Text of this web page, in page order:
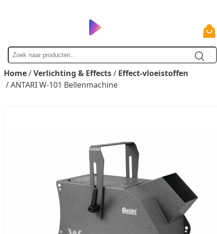
Zoek
naar
Home/Verlichting & Effects/ Effect-vloeistoffen
/ ANTARI W-101 Bellenmachine